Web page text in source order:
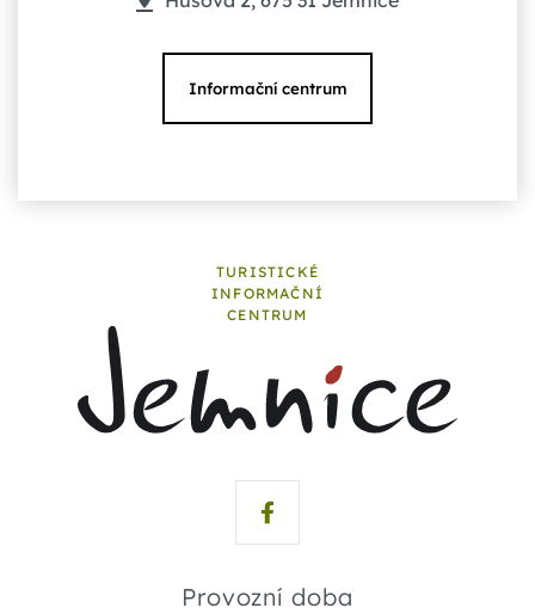
Informační centrum
TURISTICKÉ
INFORMAČNÍ
CENTRUM
Provozní doba